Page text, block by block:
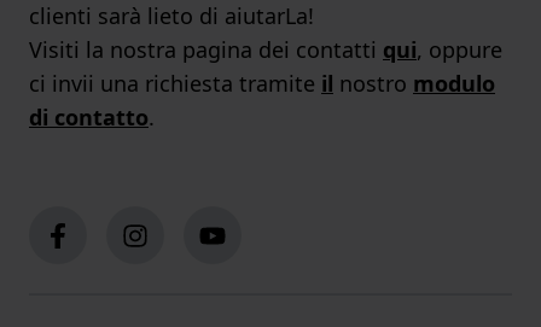
clienti sarà lieto di aiutarLa!
Visiti la nostra pagina dei contatti qui, oppure
ci invii una richiesta tramite il nostro modulo
di contatto.